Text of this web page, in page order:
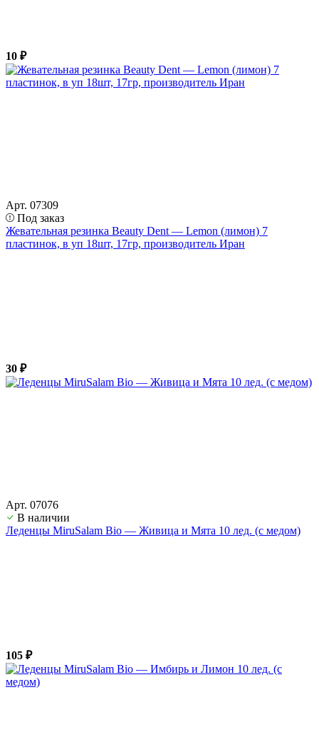
10 ₽
Арт. 07309
Под заказ
Жевательная резинка Beauty Dent — Lemon (лимон) 7
пластинок, в уп 18шт, 17гр, производитель Иран
30 ₽
Арт. 07076
В наличии
Леденцы MiruSalam Bio — Живица и Мята 10 лед. (с медом)
105 ₽